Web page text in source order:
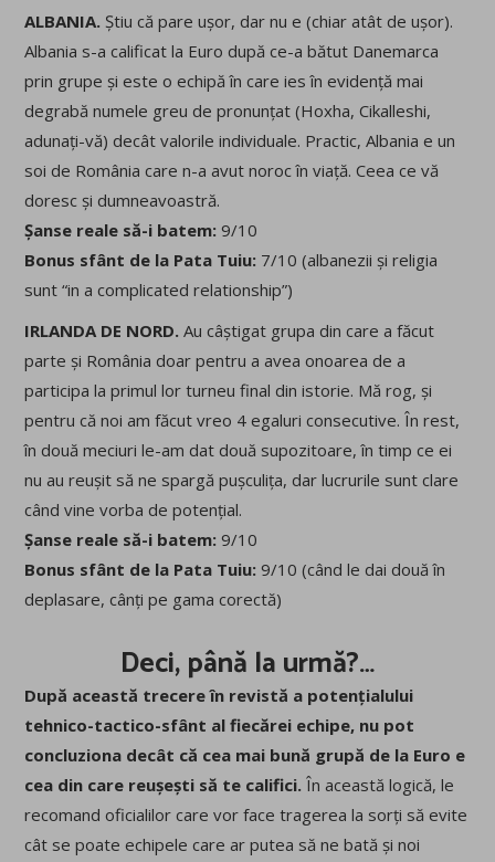
ALBANIA. Știu că pare ușor, dar nu e (chiar atât de ușor).
Albania s-a calificat la Euro după ce-a bătut Danemarca
prin grupe și este o echipă în care ies în evidență mai
degrabă numele greu de pronunțat (Hoxha, Cikalleshi,
adunați-vă) decât valorile individuale. Practic, Albania e un
soi de România care n-a avut noroc în viață. Ceea ce vă
doresc și dumneavoastră.
Șanse reale să-i batem: 9/10
Bonus sfânt de la Pata Tuiu: 7/10 (albanezii și religia
sunt “in a complicated relationship”)
IRLANDA DE NORD. Au câștigat grupa din care a făcut
parte și România doar pentru a avea onoarea de a
participa la primul lor turneu final din istorie. Mă rog, și
pentru că noi am făcut vreo 4 egaluri consecutive. În rest,
în două meciuri le-am dat două supozitoare, în timp ce ei
nu au reușit să ne spargă pușculița, dar lucrurile sunt clare
când vine vorba de potențial.
Șanse reale să-i batem: 9/10
Bonus sfânt de la Pata Tuiu: 9/10 (când le dai două în
deplasare, cânți pe gama corectă)
Deci, până la urmă?…
După această trecere în revistă a potențialului
tehnico-tactico-sfânt al fiecărei echipe, nu pot
concluziona decât că cea mai bună grupă de la Euro e
cea din care reușești să te califici. În această logică, le
recomand oficialilor care vor face tragerea la sorți să evite
cât se poate echipele care ar putea să ne bată și noi